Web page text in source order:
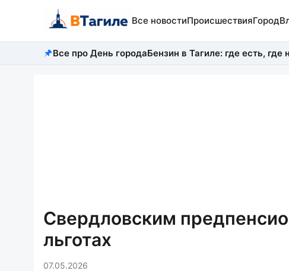
Все новостиПроисшествияГород
Все про День городаБензин в Тагиле: где есть, где
Свердловским
льготах
07.05.2026